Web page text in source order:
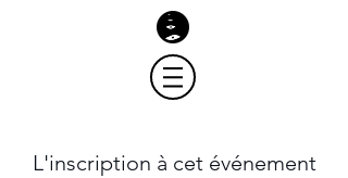
L'inscription à cet événement